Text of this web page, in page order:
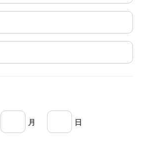
月 日